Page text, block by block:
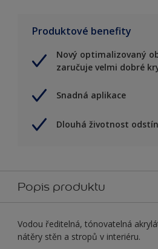
Produktové benefity
Nový optimalizovaný
zaručuje velmi dobré
Snadná aplikace
Dlouhá životnost
Popis produktu
Vodou ředitelná, tónovatelná
nátěry stěn a stropů v interiéru.